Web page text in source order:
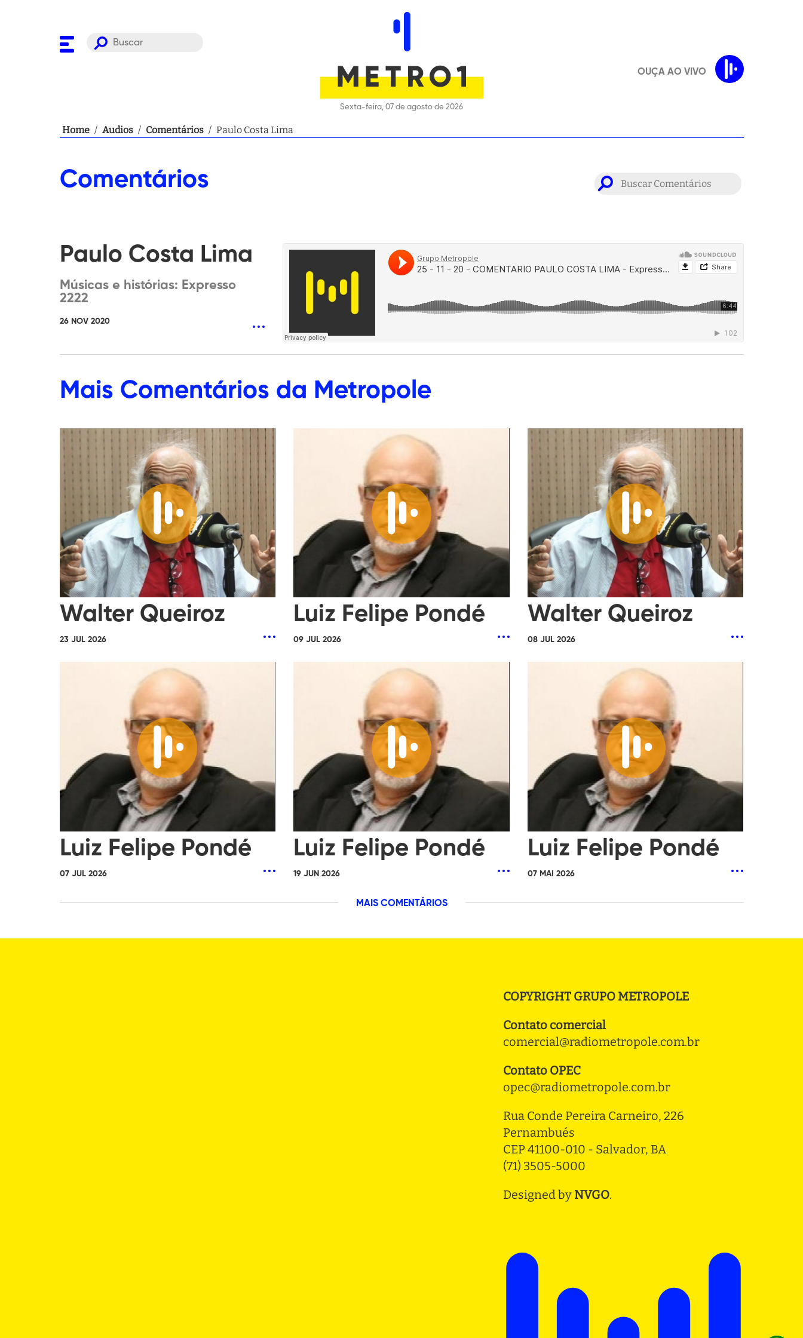
Sexta-feira, 07 de agosto de 2026
OUÇA AO VIVO
Home / Audios / Comentários / Paulo Costa Lima
Comentários
Paulo Costa Lima
Músicas e histórias: Expresso
2222
26 NOV 2020
Mais Comentários da Metropole
Walter Queiroz
23 JUL 2026
Luiz Felipe Pondé
09 JUL 2026
Walter Queiroz
08 JUL 2026
Luiz Felipe Pondé
07 JUL 2026
Luiz Felipe Pondé
19 JUN 2026
Luiz Felipe Pondé
07 MAI 2026
MAIS COMENTÁRIOS
COPYRIGHT GRUPO METROPOLE
Contato comercial
comercial@radiometropole.com.br
Contato OPEC
opec@radiometropole.com.br
Rua Conde Pereira Carneiro, 226
Pernambués
CEP 41100-010 - Salvador, BA
(71) 3505-5000
Designed by NVGO.